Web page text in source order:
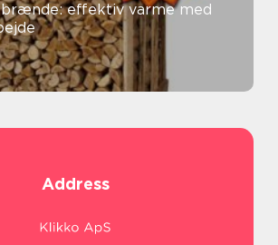
effektiv varme med
Address